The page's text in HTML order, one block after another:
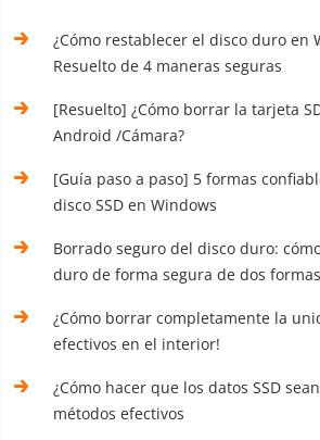
¿Cómo restablecer el disco duro en
Resuelto de 4 maneras seguras
[Resuelto] ¿Cómo borrar la tarjeta
Android /Cámara?
[Guía paso a paso] 5 formas
disco SSD en Windows
Borrado seguro del disco duro:
duro de forma segura de dos
¿Cómo borrar completamente la
efectivos en el interior!
¿Cómo hacer que los datos SSD
métodos efectivos